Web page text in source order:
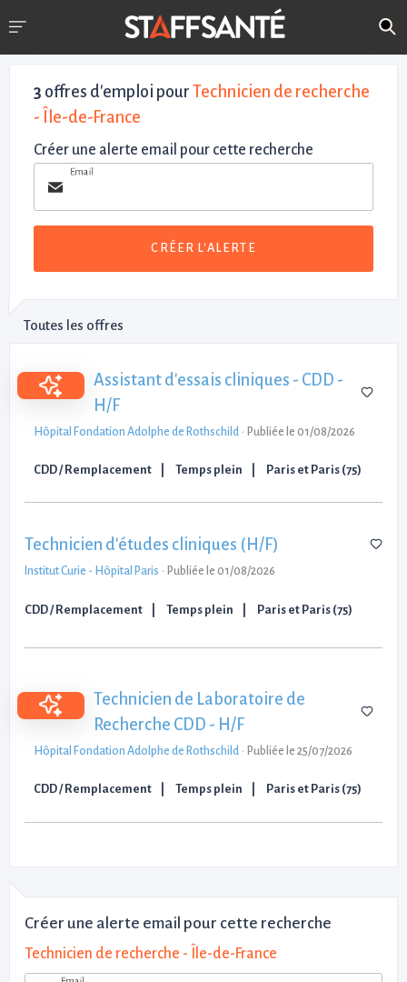
3 offres d'emploi pour Technicien de recherche
- Île-de-France
Créer une alerte email pour cette recherche
Email
CRÉER L'ALERTE
Toutes les offres
Assistant d'essais cliniques - CDD -
H/F
Hôpital Fondation Adolphe de Rothschild - Publiée le 01/08/2026
CDD / Remplacement Temps plein Paris et Paris (75)
Technicien d'études cliniques (H/F)
Institut Curie - Hôpital Paris - Publiée le 01/08/2026
CDD / Remplacement Temps plein Paris et Paris (75)
Technicien de Laboratoire de
Recherche CDD - H/F
Hôpital Fondation Adolphe de Rothschild - Publiée le 25/07/2026
CDD / Remplacement Temps plein Paris et Paris (75)
Créer une alerte email pour cette recherche
Technicien de recherche - Île-de-France